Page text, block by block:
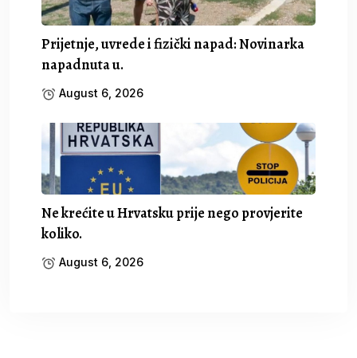
Prijetnje, uvrede i fizički napad: Novinarka
napadnuta u.
August 6, 2026
Ne krećite u Hrvatsku prije nego provjerite
koliko.
August 6, 2026